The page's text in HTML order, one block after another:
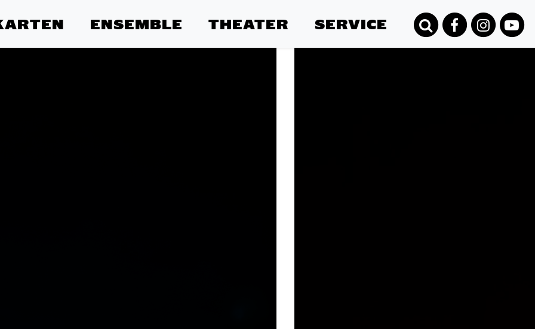
ENSEMBLE THEATER SERVICE